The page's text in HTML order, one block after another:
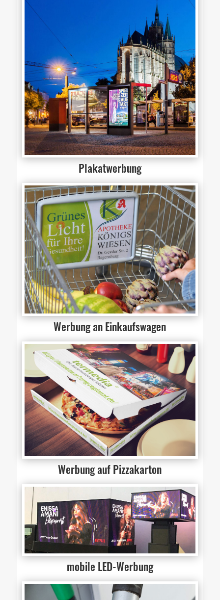
Plakatwerbung
Werbung an Einkaufswagen
Werbung auf Pizzakarton
mobile LED-Werbung